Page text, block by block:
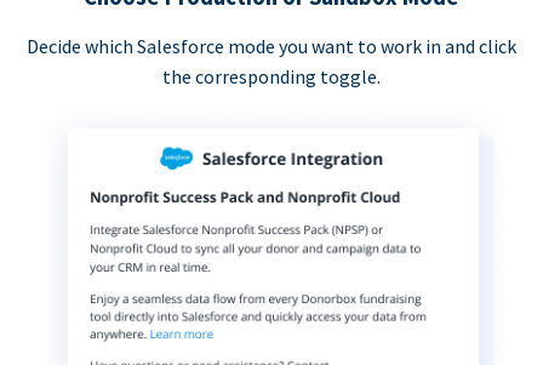
Decide which Salesforce mode you want to work in and click
the corresponding toggle.